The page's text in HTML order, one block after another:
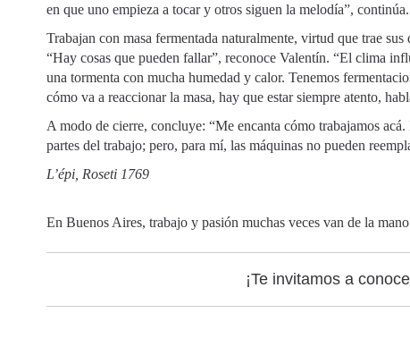
en que uno empieza a tocar y otros siguen la melodía”, continúa.
Trabajan con masa fermentada naturalmente, virtud que trae
“Hay cosas que pueden fallar”, reconoce Valentín. “El clima
una tormenta con mucha humedad y calor. Tenemos
cómo va a reaccionar la masa, hay que estar siempre atento,
A modo de cierre, concluye: “Me encanta cómo trabajamos
partes del trabajo; pero, para mí, las máquinas no pueden
L’épi, Roseti 1769
En Buenos Aires, trabajo y pasión muchas veces van de la
¡Te invitamos a